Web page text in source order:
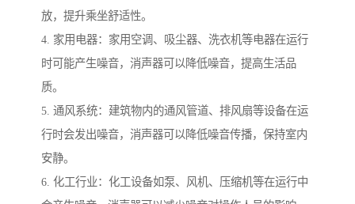
放，提升乘坐舒适性。
4. 家用电器：家用空调、吸尘器、洗衣机等电器在运行
时可能产生噪音，消声器可以降低噪音，提高生活品
质。
5. 通风系统：建筑物内的通风管道、排风扇等设备在运
行时会发出噪音，消声器可以降低噪音传播，保持室内
安静。
6. 化工行业：化工设备如泵、风机、压缩机等在运行中